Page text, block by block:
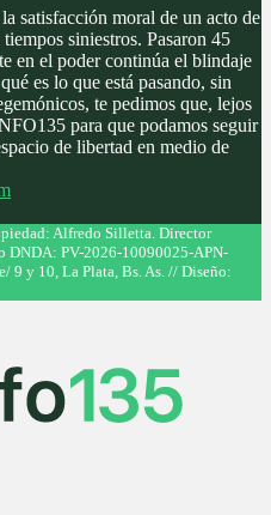
satisfacción moral de un acto de
siniestros. Pasaron 45
en el poder continúa el blindaje
es lo que está pasando, sin
te pedimos que, lejos
para que podamos seguir
de libertad en medio de
Alfredo Silletta. Director
DNDA: PV-2026-10090025-APN-
y 10, La Plata, Bs. As. // Diseño: